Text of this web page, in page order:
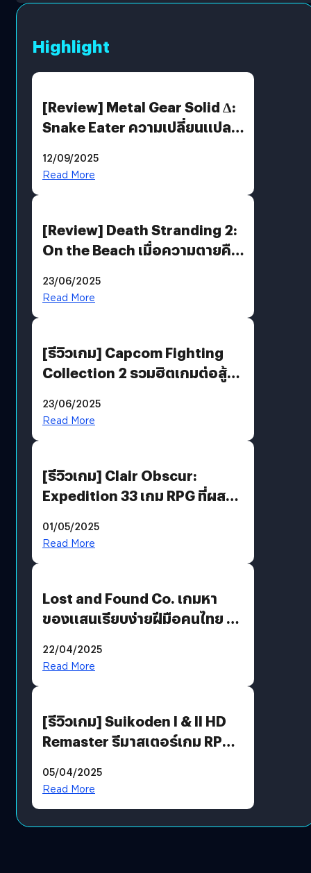
Highlight
[Review] Metal Gear Solid Δ:
Snake Eater ความเปลี่ยนแปลง
12/09/2025
Read More
[Review] Death Stranding 2:
On the Beach เมื่อความตายคือ
พันธะสุดท้ายของมนุษย์
23/06/2025
Read More
[รีวิวเกม] Capcom Fighting
Collection 2 รวมฮิตเกมต่อสู้ใน
23/06/2025
Read More
[รีวิวเกม] Clair Obscur:
Expedition 33 เกม RPG ที่ผสาน
ได้ลงตัว
01/05/2025
Read More
Lost and Found Co. เกมหา
ของแสนเรียบง่ายฝีมือคนไทย ที่
ตัวคุณ
22/04/2025
Read More
[รีวิวเกม] Suikoden I & II HD
Remaster รีมาสเตอร์เกม RPG
05/04/2025
Read More